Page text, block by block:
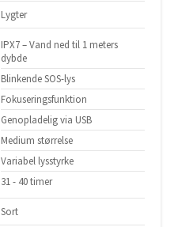
Lygter
IPX7 – Vand ned til 1 meters
dybde
Blinkende SOS-lys
Fokuseringsfunktion
Genopladelig via USB
Medium størrelse
Variabel lysstyrke
31 - 40 timer
Sort